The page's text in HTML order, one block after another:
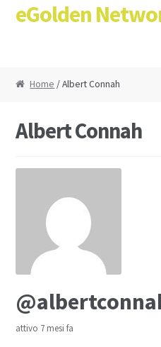
Skip to navigation
Skip to content
eGolden
Home / Albert Connah
Albert Connah
attivo 7 mesi fa